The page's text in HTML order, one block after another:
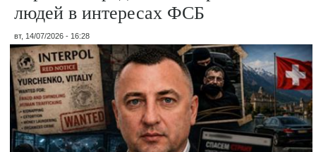
людей в интересах ФСБ
вт, 14/07/2026 - 16:28